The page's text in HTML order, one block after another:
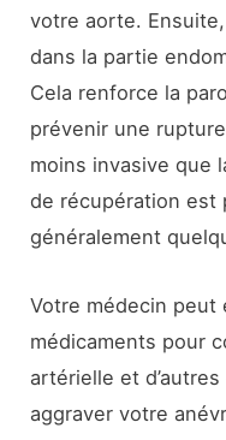
votre aorte.
dans la partie
Cela renforce la
prévenir une
moins invasive que
de récupération est
généralement
Votre médecin peut
médicaments pour
artérielle et
aggraver votre